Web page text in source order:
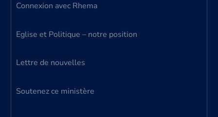
Connexion avec Rhema
Eglise et Politique – notre position
Lettre de nouvelles
Soutenez ce ministère